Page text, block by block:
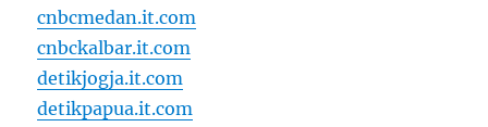
cnbcmedan.it.com
cnbckalbar.it.com
detikjogja.it.com
detikpapua.it.com